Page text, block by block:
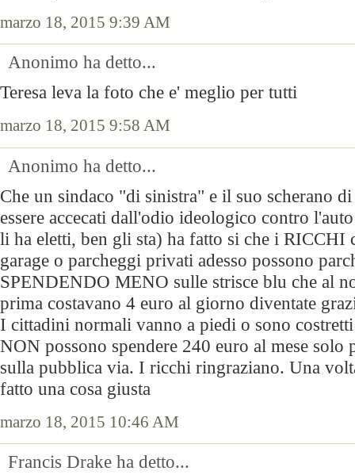
marzo 18, 2015 9:39 AM
Anonimo ha detto...
Teresa leva la foto che e' meglio per tutti
marzo 18, 2015 9:58 AM
Anonimo ha detto...
Che un sindaco "di sinistra" e il suo scherano
essere accecati dall'odio ideologico contro
li ha eletti, ben gli sta) ha fatto si che i RICCHI
garage o parcheggi privati adesso possono
SPENDENDO MENO sulle strisce blu che al
prima costavano 4 euro al giorno diventate
I cittadini normali vanno a piedi o sono
NON possono spendere 240 euro al mese solo
sulla pubblica via. I ricchi ringraziano. Una
fatto una cosa giusta
marzo 18, 2015 10:46 AM
Francis Drake ha detto...